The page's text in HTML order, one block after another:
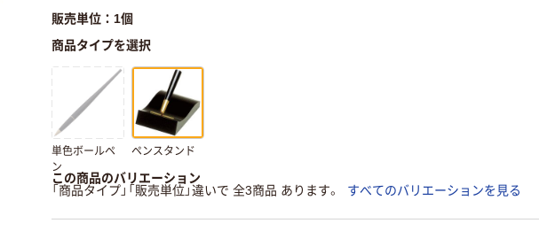
販売単位：1個
商品タイプを選択
単色ボールペ
ン
ペンスタンド
この商品のバリエーション
「商品タイプ」「販売単位」違いで 全3商品 あります。
すべてのバリエーションを見る